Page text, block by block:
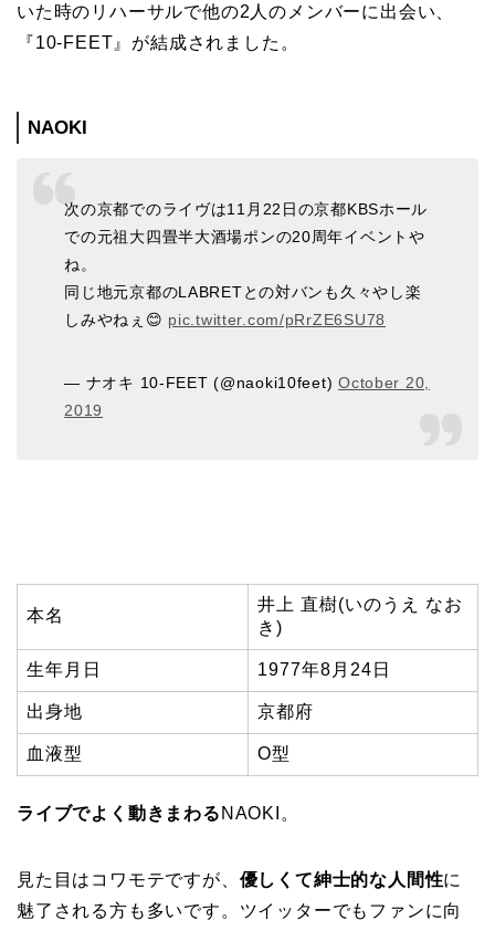
いた時のリハーサルで他の2人のメンバーに出会い、
『10-FEET』が結成されました。
NAOKI
次の京都でのライヴは11月22日の京都KBSホール
での元祖大四畳半大酒場ポンの20周年イベントや
ね。
同じ地元京都のLABRETとの対バンも久々やし楽
しみやねぇ😊 pic.twitter.com/pRrZE6SU78
— ナオキ 10-FEET (@naoki10feet)October 20,
2019
本名
井上 直樹(いのうえ なお
き)
生年月日 1977年8月24日
出身地 京都府
血液型 O型
ライブでよく動きまわる NAOKI。
見た目はコワモテですが、 優しくて紳士的な人間性に
魅了される方も多いです。ツイッターでもファンに向